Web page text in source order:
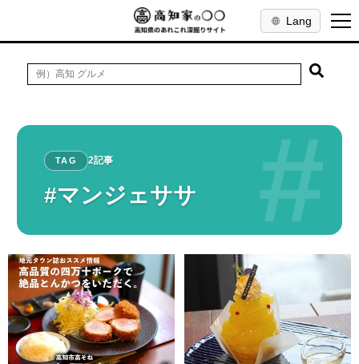
Lang
#
TAG 2記事
#マンジェササ